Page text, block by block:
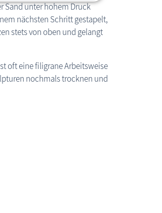
Sand unter hohem Druck
nächsten Schritt gestapelt,
stets von oben und gelangt
oft eine filigrane Arbeitsweise
nochmals trocknen und